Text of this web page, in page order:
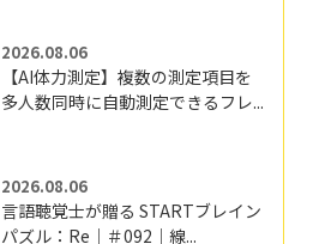
2026.08.06
【AI体力測定】複数の測定項目を
多人数同時に自動測定できるフレ...
2026.08.06
言語聴覚士が贈る STARTブレイン
パズル：Re｜＃092｜線...